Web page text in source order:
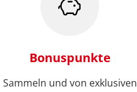
Bonuspunkte
Sammeln und von exklusiven